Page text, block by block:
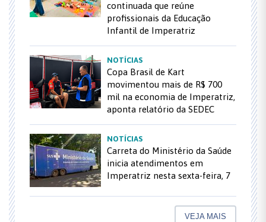
continuada que reúne
profissionais da Educação
Infantil de Imperatriz
NOTÍCIAS
Copa Brasil de Kart
movimentou mais de R$ 700
mil na economia de Imperatriz,
aponta relatório da SEDEC
NOTÍCIAS
Carreta do Ministério da Saúde
inicia atendimentos em
Imperatriz nesta sexta-feira, 7
VEJA MAIS